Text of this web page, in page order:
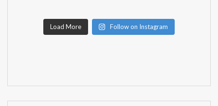
Load More Follow on Instagram